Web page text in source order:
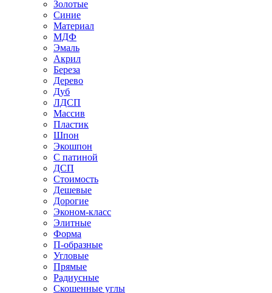
Золотые
Синие
Материал
МДФ
Эмаль
Акрил
Береза
Дерево
Дуб
ЛДСП
Массив
Пластик
Шпон
Экошпон
С патиной
ДСП
Стоимость
Дешевые
Дорогие
Эконом-класс
Элитные
Форма
П-образные
Угловые
Прямые
Радиусные
Скошенные углы